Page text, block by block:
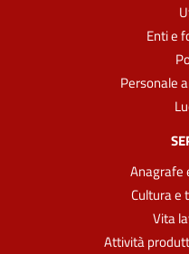
Enti e
Personale
Anagrafe
Cultura e
Vita
Attività